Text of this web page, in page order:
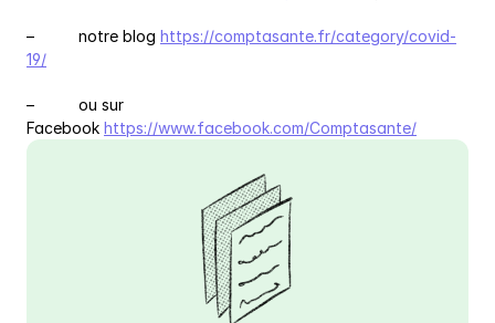
–          notre blog https://comptasante.fr/category/covid-
19/
–          ou sur
Facebook https://www.facebook.com/Comptasante/